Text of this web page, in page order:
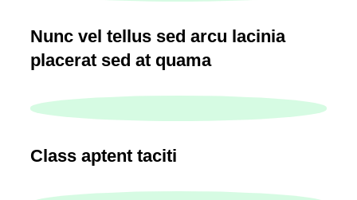
Nunc vel tellus sed arcu lacinia
placerat sed at quama
Class aptent taciti